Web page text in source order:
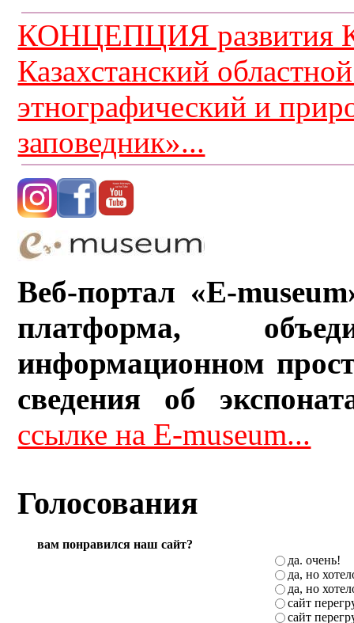
КОНЦЕПЦИЯ развития
Казахстанский
этнографический и
заповедник»...
Веб-портал «E-
платформа,
информационном
сведения об
ссылке на E-museum...
Голосования
вам понравился наш сайт?
да. очень!
да, но
да, но
сайт
сайт